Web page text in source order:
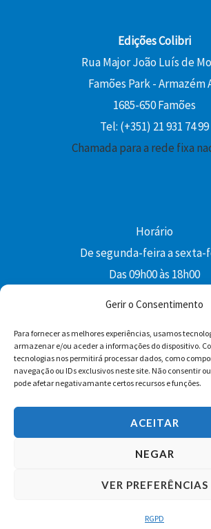
Gerir o Consentimento
Para fornecer as melhores experiências, usamos
armazenar e/ou aceder a informações do dispositivo.
tecnologias nos permitirá processar dados, como
navegação ou IDs exclusivos neste site. Não consentir
pode afetar negativamante certos recursos e funções.
ACEITAR
NEGAR
VER PREFERÊNCIAS
RGPD
Edições Colibri
Rua Major João Luís de
Famões Park - Armazém
1685-650 Famões
Tel: (+351) 21 931 74 99
Chamada para a rede fixa
Horário
De segunda-feira a sexta-
Das 09h00 às 18h00
Facebook YouTube
Condições Gerais de
Copyright © 2026 Edições